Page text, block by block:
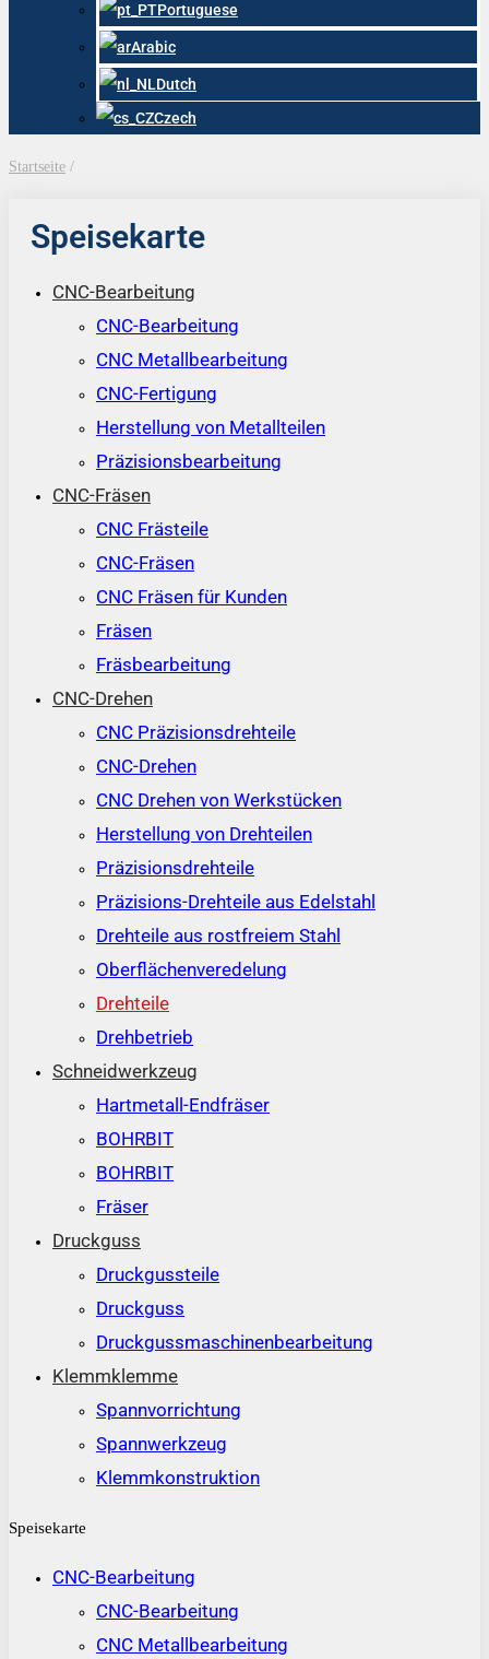
Portuguese
Arabic
Dutch
Czech
Startseite /
Speisekarte
CNC-Bearbeitung
CNC-Bearbeitung
CNC Metallbearbeitung
CNC-Fertigung
Herstellung von Metallteilen
Präzisionsbearbeitung
CNC-Fräsen
CNC Frästeile
CNC-Fräsen
CNC Fräsen für Kunden
Fräsen
Fräsbearbeitung
CNC-Drehen
CNC Präzisionsdrehteile
CNC-Drehen
CNC Drehen von Werkstücken
Herstellung von Drehteilen
Präzisionsdrehteile
Präzisions-Drehteile aus Edelstahl
Drehteile aus rostfreiem Stahl
Oberflächenveredelung
Drehteile
Drehbetrieb
Schneidwerkzeug
Hartmetall-Endfräser
BOHRBIT
BOHRBIT
Fräser
Druckguss
Druckgussteile
Druckguss
Druckgussmaschinenbearbeitung
Klemmklemme
Spannvorrichtung
Spannwerkzeug
Klemmkonstruktion
Speisekarte
CNC-Bearbeitung
CNC-Bearbeitung
CNC Metallbearbeitung